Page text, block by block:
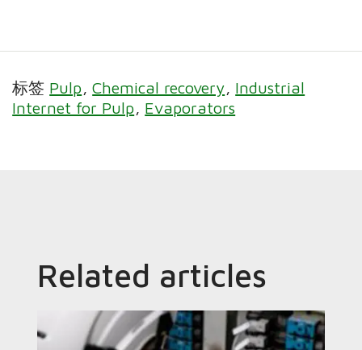
标签 Pulp Chemical recovery
Industrial
Internet for Pulp
Evaporators
Related articles